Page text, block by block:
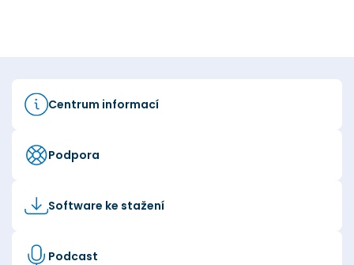
Centrum informací
Podpora
Software ke stažení
Podcast